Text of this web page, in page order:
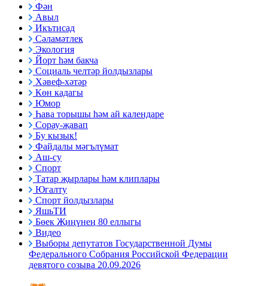
Фән
Авыл
Икътисад
Сәламәтлек
Экология
Йорт һәм бакча
Социаль челтәр йолдызлары
Хәвеф-хәтәр
Көн кадагы
Юмор
Һава торышы һәм ай календаре
Сорау-җавап
Бу кызык!
Файдалы мәгълүмат
Аш-су
Спорт
Татар җырлары һәм клиплары
Югалту
Спорт йолдызлары
ЯшьТИ
Бөек Җиңүнең 80 еллыгы
Видео
Выборы депутатов Государственной Думы
Федерального Собрания Российской Федерации
девятого созыва 20.09.2026